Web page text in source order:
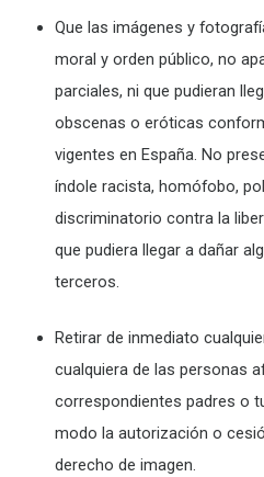
Que las imágenes y
moral y orden público, no
parciales, ni que pudieran
obscenas o eróticas
vigentes en España. No
índole racista, homófobo,
discriminatorio contra la
que pudiera llegar a dañar
terceros.
Retirar de inmediato
cualquiera de las personas
correspondientes padres o
modo la autorización o
derecho de imagen.